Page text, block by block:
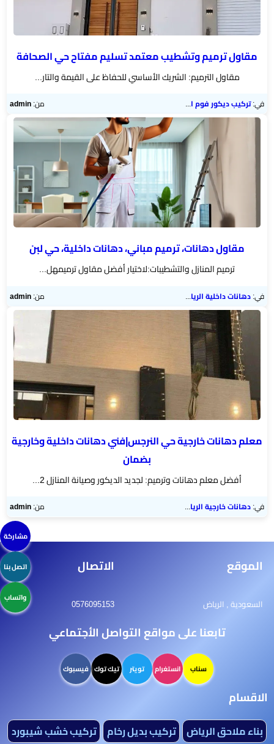
مقاول ترميم وتشطيب معتمد تسليم مفتاح حي الصحافة
مقاول الترميم: الشريك الأساسي للحفاظ على القيمة والتار...
في:تركيب ديكور فوم الرياض من:admin
مقاول دهانات، ترميم مباني، دهانات داخلية، حي لبن
ترميم المنازل والتشطيبات:لاختيار أفضل مقاول ترميم​هل...
في:دهانات داخلية الرياض من:admin
معلم دهانات خارجية حي النرجس|فني دهانات داخلية وخارجية
بضمان
أفضل معلم دهانات وترميم: لجديد الديكور وصيانة المنازل 2...
في:دهانات خارجية الرياض من:admin
الموقع الاتصال
السعودية , الرياض 0576095153
تابعنا على مواقع التواصل الأجتماعي
سناب انستغرام تويتر تيك توك فيسبوك
الاقسام
بناء ملاحق الرياض تركيب بديل رخام تركيب خشب شيبورد
مشاركة
اتصل بنا
واتساب